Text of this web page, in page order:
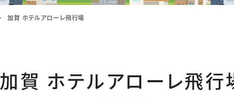
加賀 ホテルアローレ飛行場
加賀 ホテルアローレ飛行